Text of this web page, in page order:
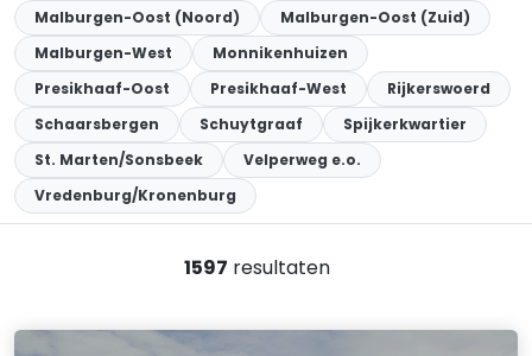
Malburgen-Oost (Noord)
Malburgen-Oost (Zuid)
Malburgen-West
Monnikenhuizen
Presikhaaf-Oost
Presikhaaf-West
Rijkerswoerd
Schaarsbergen
Schuytgraaf
Spijkerkwartier
St. Marten/Sonsbeek
Velperweg e.o.
Vredenburg/Kronenburg
1597 resultaten